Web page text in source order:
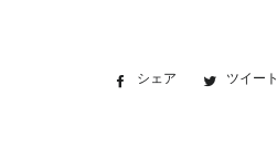
シェア
Facebookツイート